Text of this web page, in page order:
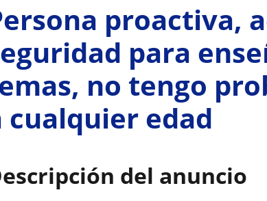
proactiva,
para
no tengo
cualquier edad
del anuncio